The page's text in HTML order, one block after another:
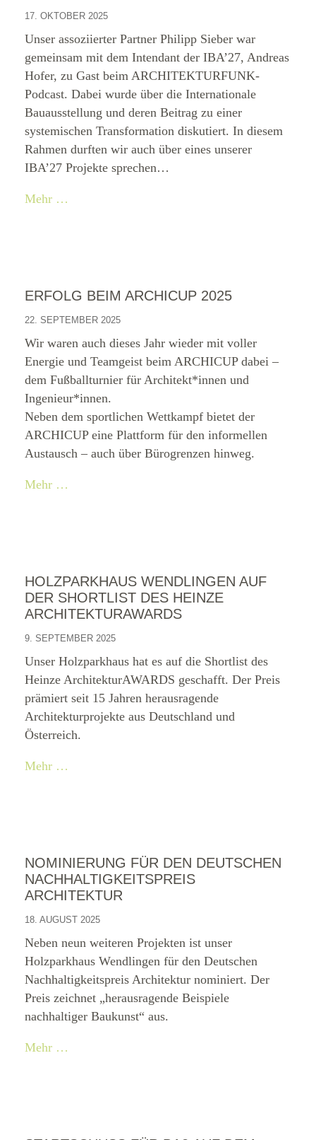
17. OKTOBER 2025
Unser assoziierter Partner Philipp Sieber war
gemeinsam mit dem Intendant der IBA’27, Andreas
Hofer, zu Gast beim ARCHITEKTURFUNK-
Podcast. Dabei wurde über die Internationale
Bauausstellung und deren Beitrag zu einer
systemischen Transformation diskutiert. In diesem
Rahmen durften wir auch über eines unserer
IBA’27 Projekte sprechen…
Mehr …
ERFOLG BEIM ARCHICUP 2025
22. SEPTEMBER 2025
Wir waren auch dieses Jahr wieder mit voller
Energie und Teamgeist beim ARCHICUP dabei –
dem Fußballturnier für Architekt*innen und
Ingenieur*innen.
Neben dem sportlichen Wettkampf bietet der
ARCHICUP eine Plattform für den informellen
Austausch – auch über Bürogrenzen hinweg.
Mehr …
HOLZPARKHAUS WENDLINGEN AUF
DER SHORTLIST DES HEINZE
ARCHITEKTURAWARDS
9. SEPTEMBER 2025
Unser Holzparkhaus hat es auf die Shortlist des
Heinze ArchitekturAWARDS geschafft. Der Preis
prämiert seit 15 Jahren herausragende
Architekturprojekte aus Deutschland und
Österreich.
Mehr …
NOMINIERUNG FÜR DEN DEUTSCHEN
NACHHALTIGKEITSPREIS
ARCHITEKTUR
18. AUGUST 2025
Neben neun weiteren Projekten ist unser
Holzparkhaus Wendlingen für den Deutschen
Nachhaltigkeitspreis Architektur nominiert. Der
Preis zeichnet „herausragende Beispiele
nachhaltiger Baukunst“ aus.
Mehr …